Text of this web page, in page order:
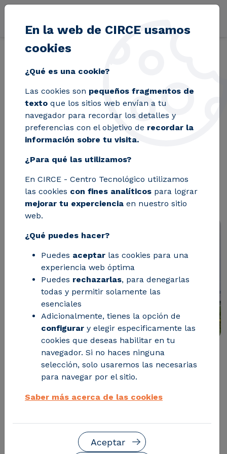
Pasar al contenido principal
Blog CIRCE lidera un proyecto para fomentar la
CIRCE lidera un
proyecto para
fomentar la industria
química sostenible
en Europa
Seis regiones europeas se
han comprometido con esta
iniciativa en la promoción de
en materia reutilizable, y
reconvertible en productos
En la web de CIRCE usamos
cookies
¿Qué es una cookie?
Las cookies son pequeños fragmentos de
texto que los sitios web envían a tu
navegador para recordar los detalles y
preferencias con el objetivo de recordar la
información sobre tu visita.
¿Para qué las utilizamos?
En CIRCE - Centro Tecnológico utilizamos
las cookies con fines analíticos para lograr
mejorar tu experciencia en nuestro sitio
web.
¿Qué puedes hacer?
Puedes aceptar las cookies para una
experiencia web óptima
Puedes rechazarlas, para denegarlas
todas y permitir solamente las
esenciales
Adicionalmente, tienes la opción de
configurar y elegir especificamente las
cookies que deseas habilitar en tu
navegador. Si no haces ninguna
selección, solo usaremos las necesarias
para navegar por el sitio.
Saber más acerca de las cookies
Aceptar